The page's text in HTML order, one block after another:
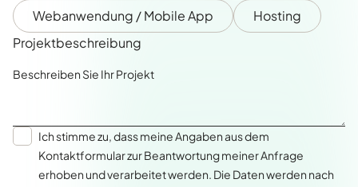
Webanwendung / Mobile App
Hosting
Projektbeschreibung
Ich stimme zu, dass meine Angaben aus dem
Kontaktformular zur Beantwortung meiner Anfrage
erhoben und verarbeitet werden. Die Daten werden nach